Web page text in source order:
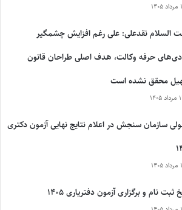
السلام نقدعلی: علی رغم افزایش چشمگیر
حرفه وکالت، هدف اصلی طراحان قانون
محقق نشده است
سازمان سنجش در اعلام نتایج نهایی آزمون دکتری
ثبت نام و برگزاری آزمون دفتریاری ۱۴۰۵